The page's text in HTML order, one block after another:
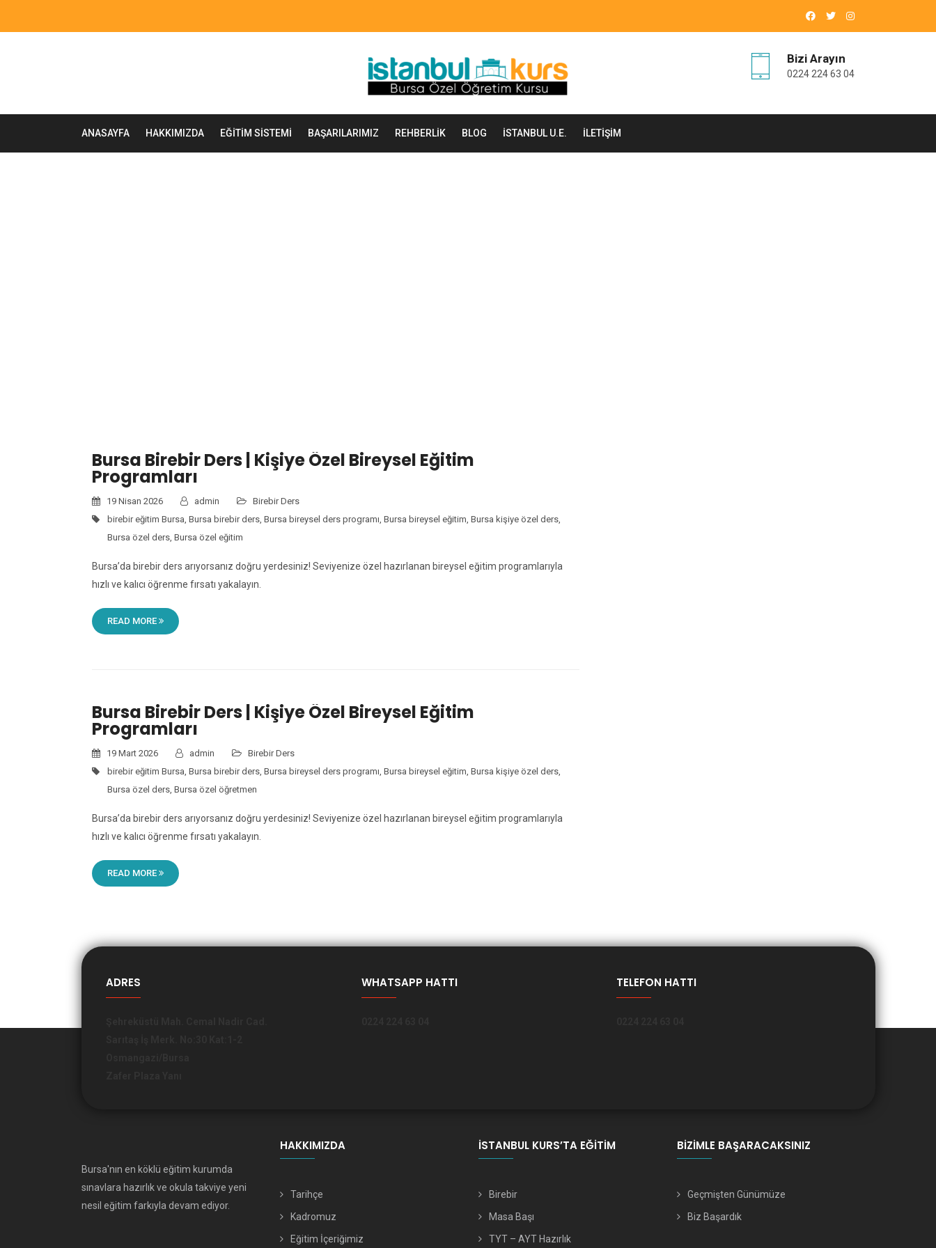
Bizi Arayın
0224 224 63 04
ANASAYFA HAKKIMIZDA EĞITIM SISTEMI BAŞARILARIMIZ REHBERLIK BLOG İSTANBUL U.E. İLETIŞIM
Bursa Birebir Ders | Kişiye Özel Bireysel Eğitim
Programları
19 Nisan 2026 admin
Birebir Ders
birebir eğitim Bursa, Bursa birebir ders, Bursa bireysel ders programı, Bursa bireysel eğitim, Bursa kişiye özel ders,
Bursa özel ders, Bursa özel eğitim
Bursa’da birebir ders arıyorsanız doğru yerdesiniz! Seviyenize özel hazırlanan bireysel eğitim programlarıyla
hızlı ve kalıcı öğrenme fırsatı yakalayın.
READ MORE
Bursa Birebir Ders | Kişiye Özel Bireysel Eğitim
Programları
19 Mart 2026 admin
Birebir Ders
birebir eğitim Bursa, Bursa birebir ders, Bursa bireysel ders programı, Bursa bireysel eğitim, Bursa kişiye özel ders,
Bursa özel ders, Bursa özel öğretmen
Bursa’da birebir ders arıyorsanız doğru yerdesiniz! Seviyenize özel hazırlanan bireysel eğitim programlarıyla
hızlı ve kalıcı öğrenme fırsatı yakalayın.
READ MORE
ADRES WHATSAPP HATTI TELEFON HATTI
Bursa'nın en köklü eğitim kurumda
sınavlara hazırlık ve okula takviye yeni
nesil eğitim farkıyla devam ediyor.
HAKKIMIZDA
Tarihçe
Kadromuz
Eğitim İçeriğimiz
İSTANBUL KURS’TA EĞITIM
Birebir
Masa Başı
TYT – AYT Hazırlık
BIZIMLE BAŞARACAKSINIZ
Geçmişten Günümüze
Biz Başardık